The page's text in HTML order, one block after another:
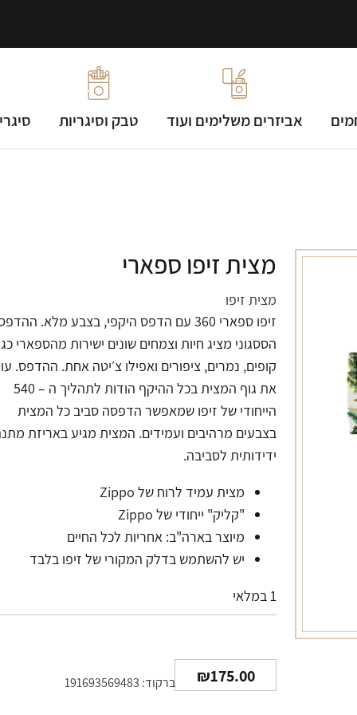
אביזרים משלימים ועוד טבק וסיגריות
מצית זיפו ספארי
מצית זיפו
זיפו ספארי 360 עם הדפס היקפי, בצבע מלא.
הססגוני מציג חיות וצמחים שונים ישירות מהספארי
קופים, נמרים, ציפורים ואפילו צ׳יטה אחת. ההדפס.
את גוף המצית בכל ההיקף הודות לתהליך ה – 540
הייחודי של זיפו שמאפשר הדפסה סביב כל המצית
בצבעים מרהיבים ועמידים. המצית מגיע באריזת
ידידותית לסביבה.
מצית עמיד לרוח של Zippo
"קליק" ייחודי של Zippo
מיוצר בארה"ב: אחריות לכל החיים
יש להשתמש בדלק המקורי של זיפו בלבד
1 במלאי
₪175.00 ברקוד: 191693569483